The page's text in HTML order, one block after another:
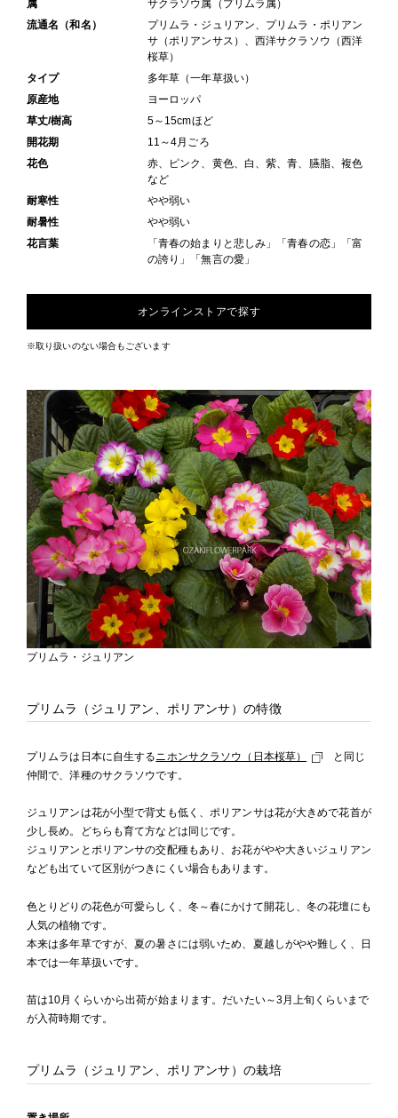
属
サクラソウ属（プリムラ属）
流通名（和名）
プリムラ・ジュリアン、プリムラ・ポリアン
サ（ポリアンサス）、西洋サクラソウ（西洋
桜草）
タイプ
多年草（一年草扱い）
原産地
ヨーロッパ
草丈/樹高
5～15cmほど
開花期
11～4月ごろ
花色
赤、ピンク、黄色、白、紫、青、臙脂、複色
など
耐寒性
やや弱い
耐暑性
やや弱い
花言葉
「青春の始まりと悲しみ」「青春の恋」「富
の誇り」「無言の愛」
オンラインストアで探す
※取り扱いのない場合もございます
プリムラ・ジュリアン
プリムラ（ジュリアン、ポリアンサ）の特徴
プリムラは日本に自生する ニホンサクラソウ（日本桜草）
と同じ
仲間で、洋種のサクラソウです。
ジュリアンは花が小型で背丈も低く、ポリアンサは花が大きめで花首が
少し長め。どちらも育て方などは同じです。
ジュリアンとポリアンサの交配種もあり、お花がやや大きいジュリアン
なども出ていて区別がつきにくい場合もあります。
色とりどりの花色が可愛らしく、冬～春にかけて開花し、冬の花壇にも
人気の植物です。
本来は多年草ですが、夏の暑さには弱いため、夏越しがやや難しく、日
本では一年草扱いです。
苗は10月くらいから出荷が始まります。だいたい～3月上旬くらいまで
が入荷時期です。
プリムラ（ジュリアン、ポリアンサ）の栽培